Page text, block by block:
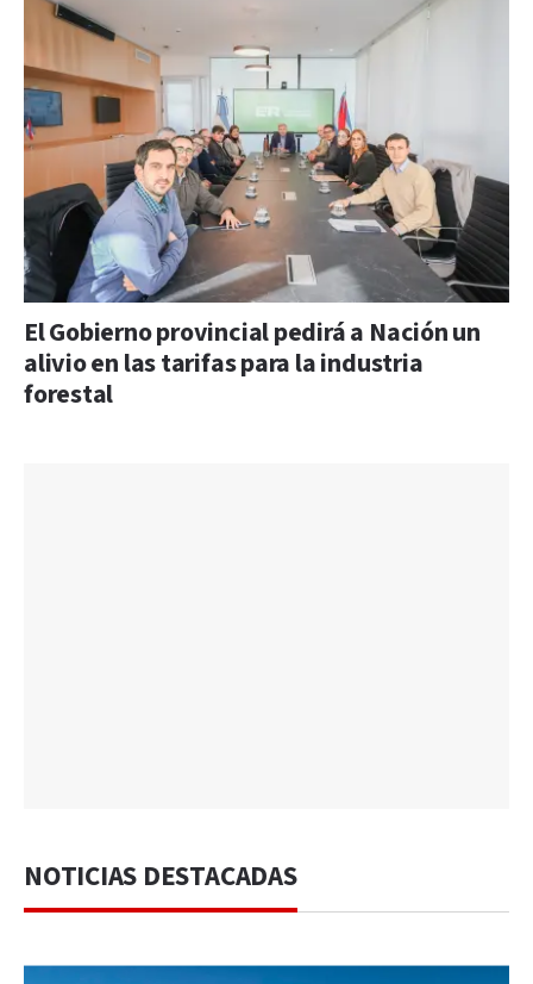
El Gobierno provincial pedirá a Nación un
alivio en las tarifas para la industria
forestal
NOTICIAS DESTACADAS